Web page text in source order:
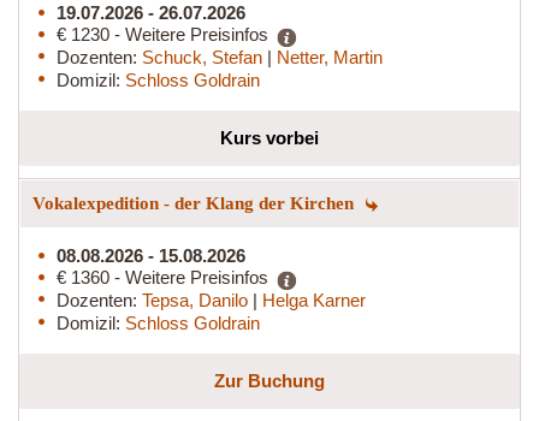
19.07.2026 - 26.07.2026
€ 1230 - Weitere Preisinfos
Dozenten: Schuck, Stefan | Netter, Martin
Domizil: Schloss Goldrain
Kurs vorbei
Vokalexpedition - der Klang der Kirchen
08.08.2026 - 15.08.2026
€ 1360 - Weitere Preisinfos
Dozenten: Tepsa, Danilo | Helga Karner
Domizil: Schloss Goldrain
Zur Buchung